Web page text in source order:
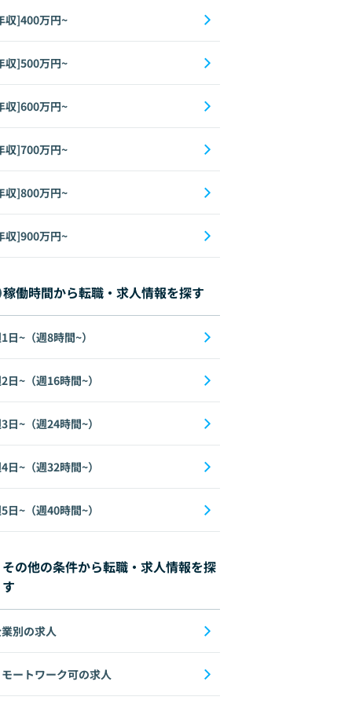
収]400万円~
収]500万円~
収]600万円~
収]700万円~
収]800万円~
収]900万円~
稼働時間から転職・求人情報を探す
日~（週8時間~）
日~（週16時間~）
日~（週24時間~）
日~（週32時間~）
日~（週40時間~）
その他の条件から転職・求人情報を探
す
別の求人
モートワーク可の求人